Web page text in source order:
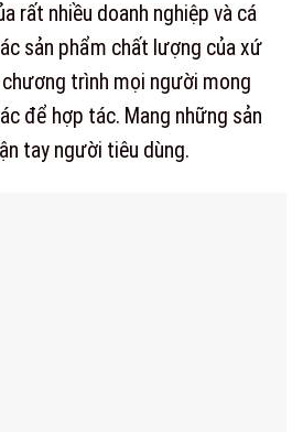
rất nhiều doanh nghiệp và cá
sản phẩm chất lượng của xứ
chương trình mọi người mong
để hợp tác. Mang những sản
tay người tiêu dùng.